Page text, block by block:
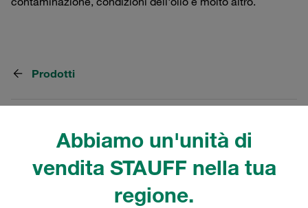
Abbiamo un'unità di
vendita STAUFF nella tua
regione.
Prodotti
Manometri STAUFF Diagtronics
Gamma di pressione fino a 1000 bar